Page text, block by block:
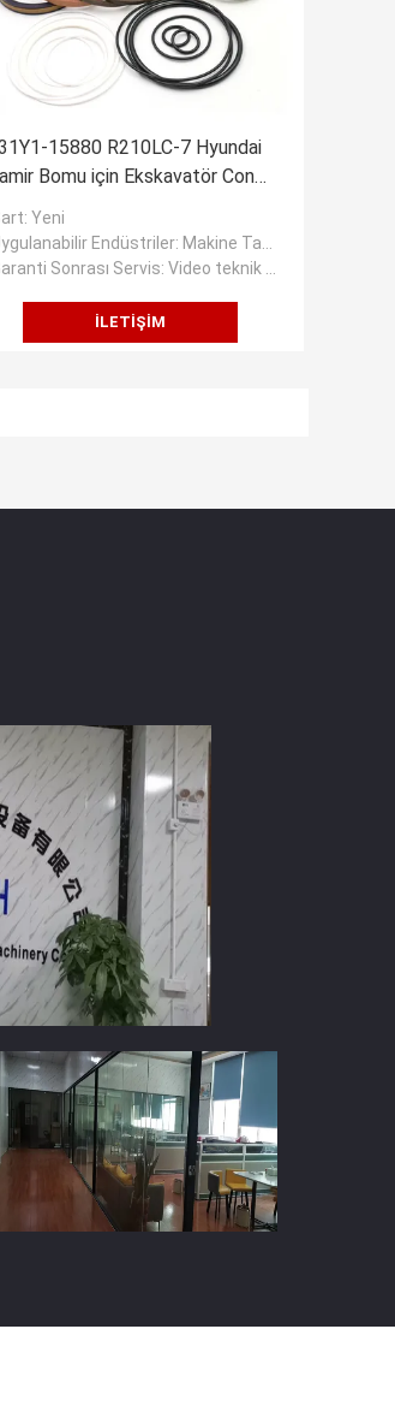
15880 R210LC-7 Hyundai
Bomu için Ekskavatör Conta
: Yeni
Endüstriler: Makine Tamirhaneleri, Üretim Tesisi, Perakende, İnşaat işleri, Enerji ve Madencilik
Sonrası Servis: Video teknik desteği, Çevrimiçi destek
İLETIŞIM